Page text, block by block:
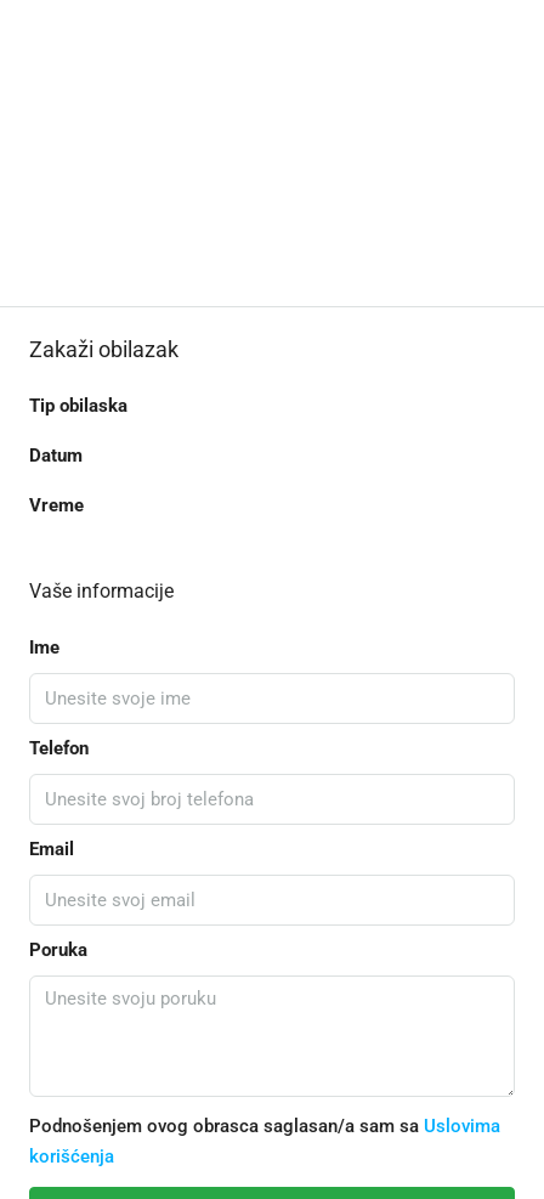
Zakaži obilazak
Tip obilaska
Datum
Vreme
Vaše informacije
Ime
Telefon
Email
Poruka
Podnošenjem ovog obrasca saglasan/a sam sa Uslovima
korišćenja